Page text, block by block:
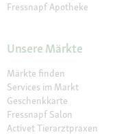
Fressnapf Apotheke
Unsere Märkte
Märkte finden
Services im Markt
Geschenkkarte
Fressnapf Salon
Activet Tierarztpraxen